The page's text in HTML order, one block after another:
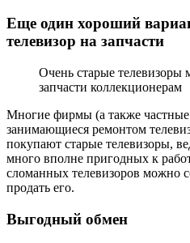
Еще один хороший
телевизор на запчасти
Очень старые телевизоры
запчасти коллекционерам
Многие фирмы (а также частные
занимающиеся ремонтом
покупают старые телевизоры,
много вполне пригодных к
сломанных телевизоров можно
продать его.
Выгодный обмен